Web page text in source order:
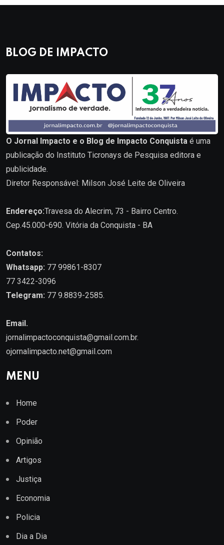
BLOG DE IMPACTO
O Jornal Impacto e o Blog de Impacto Conquista é uma
publicação do Instituto Ticronays de Pesquisa editora e
publicidade.
Diretor Responsável: Milson José Leite de Oliveira
Endereço:Travesa do Alecrim, 73 - Bairro Centro.
Cep.45.000-690. Vitória da Conquista - BA
Contatos:
Whatsapp: 77 99861-8307
77 3422-3096
Telegram: 77 9.8839-2585.
Email.
jornalimpactoconquista@gmail.com.br.
ojornalimpacto.net@gmail.com
MENU
Home
Poder
Opinião
Artigos
Justiça
Economia
Policia
Dia a Dia